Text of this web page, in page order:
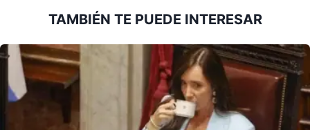
TAMBIÉN TE PUEDE INTERESAR